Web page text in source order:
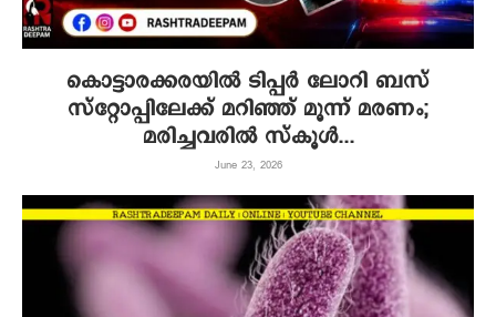
കൊട്ടാരക്കരയിൽ ടിപ്പർ ലോറി ബസ്
സ്റ്റോപ്പിലേക്ക് മറിഞ്ഞ് മൂന്ന് മരണം;
മരിച്ചവരിൽ സ്കൂൾ...
June 23, 2026